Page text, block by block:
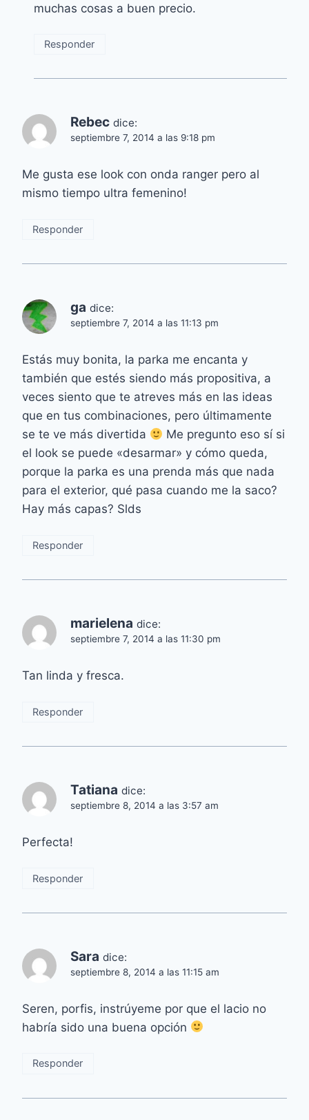
muchas cosas a buen precio.
Responder
Rebec dice:
septiembre 7, 2014 a las 9:18 pm
Me gusta ese look con onda ranger pero al
mismo tiempo ultra femenino!
Responder
ga dice:
septiembre 7, 2014 a las 11:13 pm
Estás muy bonita, la parka me encanta y
también que estés siendo más propositiva, a
veces siento que te atreves más en las ideas
que en tus combinaciones, pero últimamente
se te ve más divertida
Me pregunto eso sí si
el look se puede «desarmar» y cómo queda,
porque la parka es una prenda más que nada
para el exterior, qué pasa cuando me la saco?
Hay más capas? Slds
Responder
marielena dice:
septiembre 7, 2014 a las 11:30 pm
Tan linda y fresca.
Responder
Tatiana dice:
septiembre 8, 2014 a las 3:57 am
Perfecta!
Responder
Sara dice:
septiembre 8, 2014 a las 11:15 am
Seren, porfis, instrúyeme por que el lacio no
habría sido una buena opción
Responder